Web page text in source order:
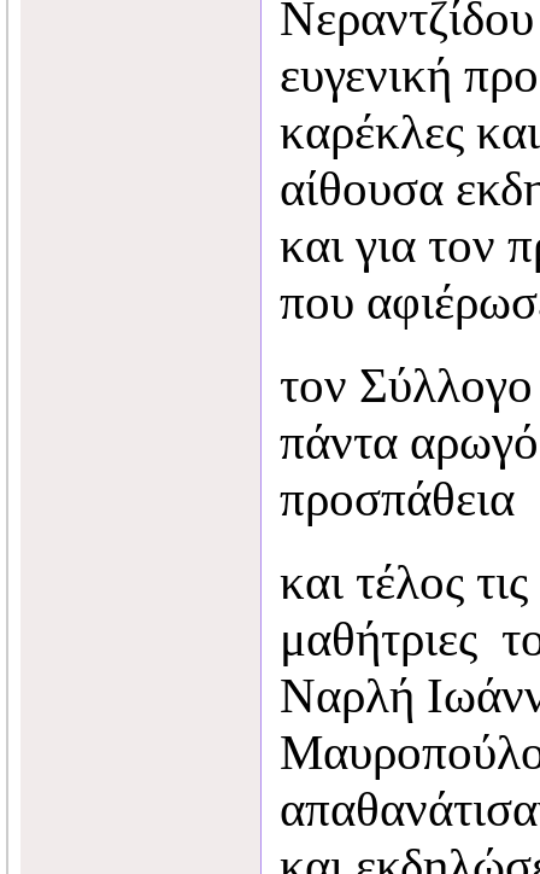
ευγενική
καρέκλες
αίθουσα
και για τον
που
τον
πάντα
προσπάθεια
και τέλος
μαθήτριες
Ναρλή